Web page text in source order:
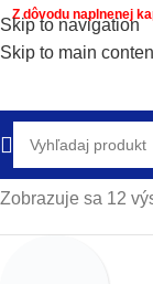
Skip to navigation
Skip to main
Z dôvodu naplnenej
Domov/Obchod/
Zobrazuje sa 12